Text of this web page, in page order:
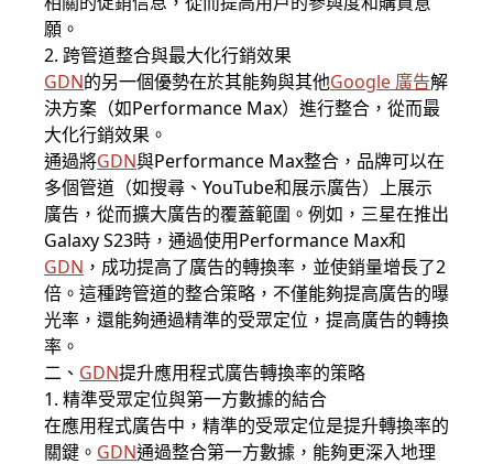
願。
2. 跨管道整合與最大化行銷效果
GDN的另一個優勢在於其能夠與其他Google 廣告解
決方案（如Performance Max）進行整合，從而最
大化行銷效果。
通過將GDN與Performance Max整合，品牌可以在
多個管道（如搜尋、YouTube和展示廣告）上展示
廣告，從而擴大廣告的覆蓋範圍。例如，三星在推出
Galaxy S23時，通過使用Performance Max和
GDN ，成功提高了廣告的轉換率，並使銷量增長了2
倍。這種跨管道的整合策略，不僅能夠提高廣告的曝
光率，還能夠通過精準的受眾定位，提高廣告的轉換
率。
二、 GDN提升應用程式廣告轉換率的策略
1. 精準受眾定位與第一方數據的結合
在應用程式廣告中，精準的受眾定位是提升轉換率的
關鍵。 GDN通過整合第一方數據，能夠更深入地理